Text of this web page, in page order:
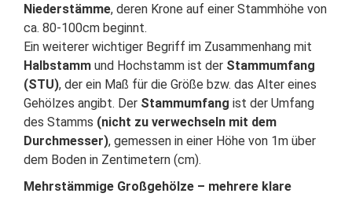
Niederstämme, deren Krone auf einer Stammhöhe von
ca. 80-100cm beginnt.
Ein weiterer wichtiger Begriff im Zusammenhang mit
Halbstamm und Hochstamm ist der Stammumfang
(STU), der ein Maß für die Größe bzw. das Alter eines
Gehölzes angibt. Der Stammumfang ist der Umfang
des Stamms (nicht zu verwechseln mit dem
Durchmesser), gemessen in einer Höhe von 1m über
dem Boden in Zentimetern (cm).
Mehrstämmige Großgehölze – mehrere klare